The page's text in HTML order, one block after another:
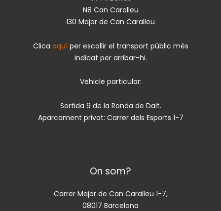
N8 Can Caralleu
130 Major de Can Caralleu
Clica aquí per escollir el transport públic més
indicat per arribar-hi.
Vehicle particular:
Sortida 9 de la Ronda de Dalt.
Aparcament privat: Carrer dels Esports 1-7
On som?
Carrer Major de Can Caralleu 1-7,
08017 Barcelona